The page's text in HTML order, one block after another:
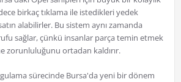
birkaç tıklama ile istedikleri yedek
alabilirler. Bu sistem aynı zamanda
sağlar, çünkü insanlar parça temin etmek
zorunluluğunu ortadan kaldırır.
sürecinde Bursa'da yeni bir dönem